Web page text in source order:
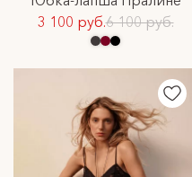
3 100 руб.6 100 руб.